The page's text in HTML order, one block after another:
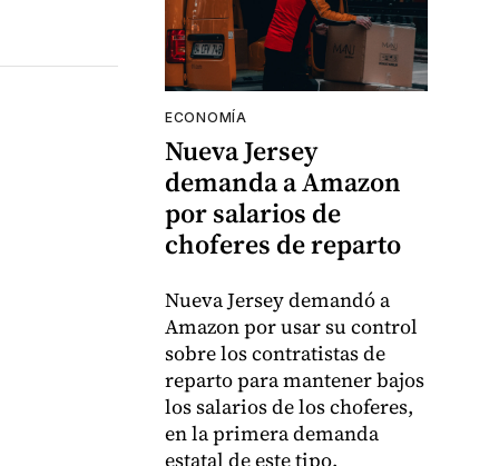
ECONOMÍA
Nueva Jersey
demanda a Amazon
por salarios de
choferes de reparto
Nueva Jersey demandó a
Amazon por usar su control
sobre los contratistas de
reparto para mantener bajos
los salarios de los choferes,
en la primera demanda
estatal de este tipo.